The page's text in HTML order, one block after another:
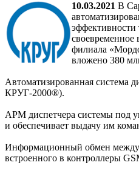
10.03.2021 В
эффективности
своевременное
филиала
вложено 380
Автоматизированная
КРУГ-2000®).
АРМ диспетчера системы под
и обеспечивает выдачу им
Информационный обмен между
встроенного в контроллеры